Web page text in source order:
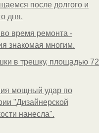
после долгого и
дня.
время ремонта -
знакомая многим.
в трешку, площадью 72
мощный удар по
"Дизайнерской
нанесла".